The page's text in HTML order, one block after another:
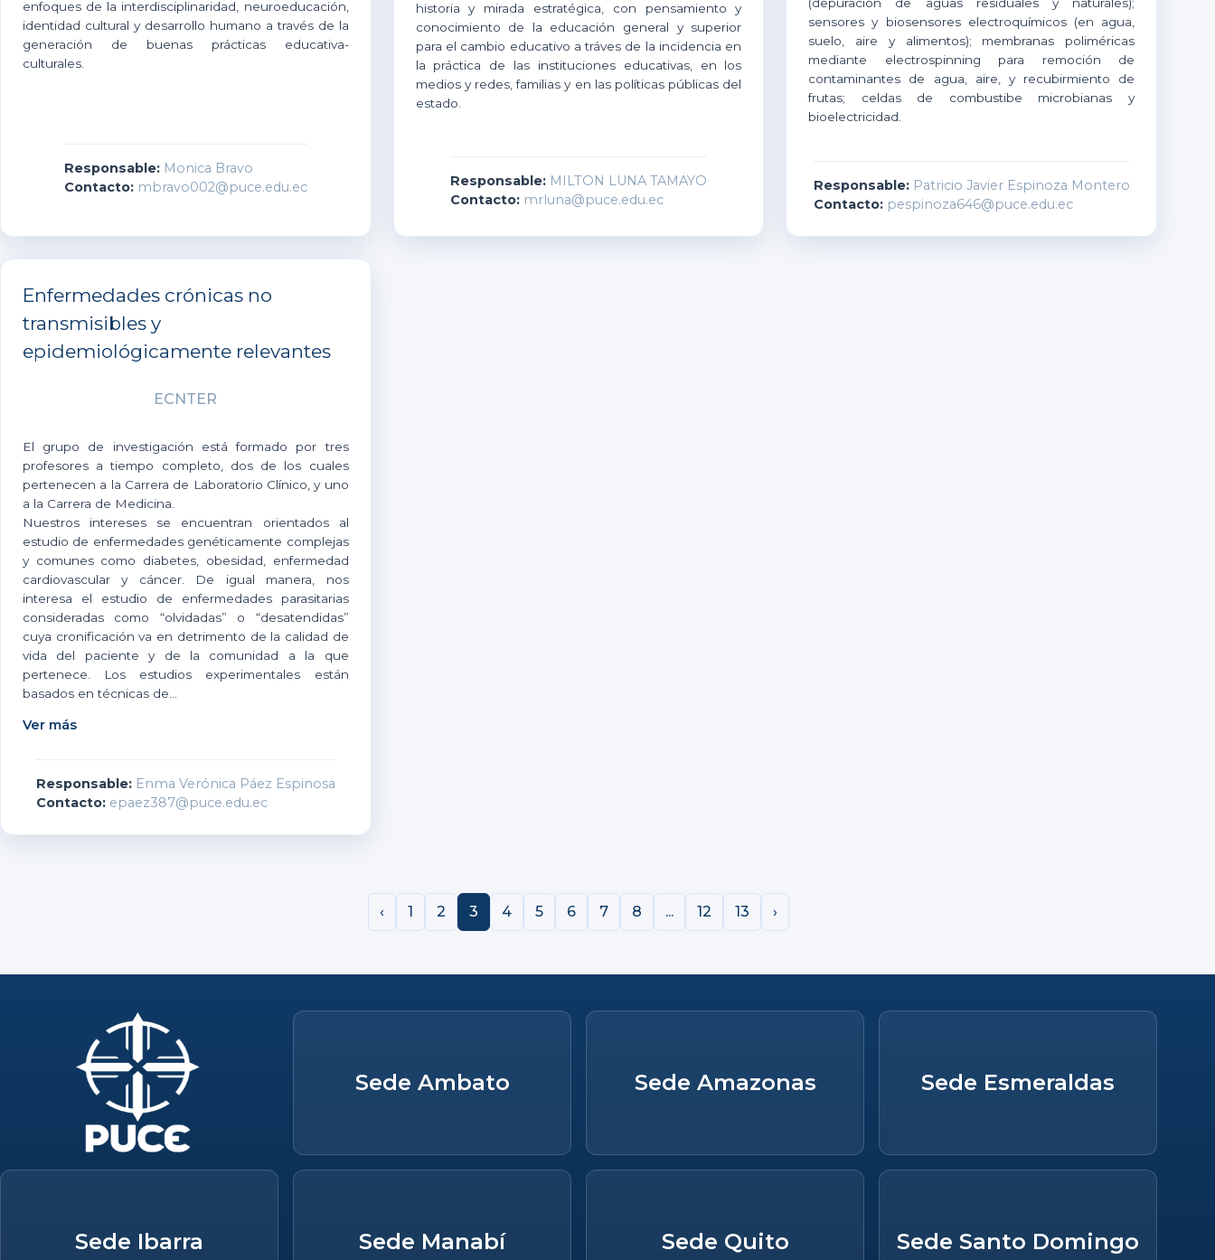
enfoques de la interdisciplinaridad, neuroeducación,
identidad cultural y desarrollo humano a través de la
generación de buenas prácticas educativa-
culturales.
Responsable:Monica Bravo
Contacto:mbravo002@puce.edu.ec
historia y mirada estratégica, con pensamiento y
conocimiento de la educación general y superior
para el cambio educativo a tráves de la incidencia en
la práctica de las instituciones educativas, en los
medios y redes, familias y en las políticas públicas del
estado.
Responsable:MILTON LUNA TAMAYO
Contacto:mrluna@puce.edu.ec
(depuración de aguas residuales y naturales);
sensores y biosensores electroquímicos (en agua,
suelo, aire y alimentos); membranas poliméricas
mediante electrospinning para remoción de
contaminantes de agua, aire, y recubirmiento de
frutas; celdas de combustibe microbianas y
bioelectricidad.
Responsable:Patricio Javier Espinoza Montero
Contacto:pespinoza646@puce.edu.ec
Enfermedades crónicas no
transmisibles y
epidemiológicamente relevantes
ECNTER
El grupo de investigación está formado por tres
profesores a tiempo completo, dos de los cuales
pertenecen a la Carrera de Laboratorio Clínico, y uno
a la Carrera de Medicina.
Nuestros intereses se encuentran orientados al
estudio de enfermedades genéticamente complejas
y comunes como diabetes, obesidad, enfermedad
cardiovascular y cáncer. De igual manera, nos
interesa el estudio de enfermedades parasitarias
consideradas como “olvidadas” o “desatendidas”
cuya cronificación va en detrimento de la calidad de
vida del paciente y de la comunidad a la que
pertenece. Los estudios experimentales están
basados en técnicas de...
Ver más
Responsable:Enma Verónica Páez Espinosa
Contacto:epaez387@puce.edu.ec
‹ 1 2 3 4 5 6 7 8 ... 12 13 ›
Sede Ambato Sede Amazonas Sede Esmeraldas
Sede Ibarra Sede Manabí Sede Quito Sede Santo Domingo